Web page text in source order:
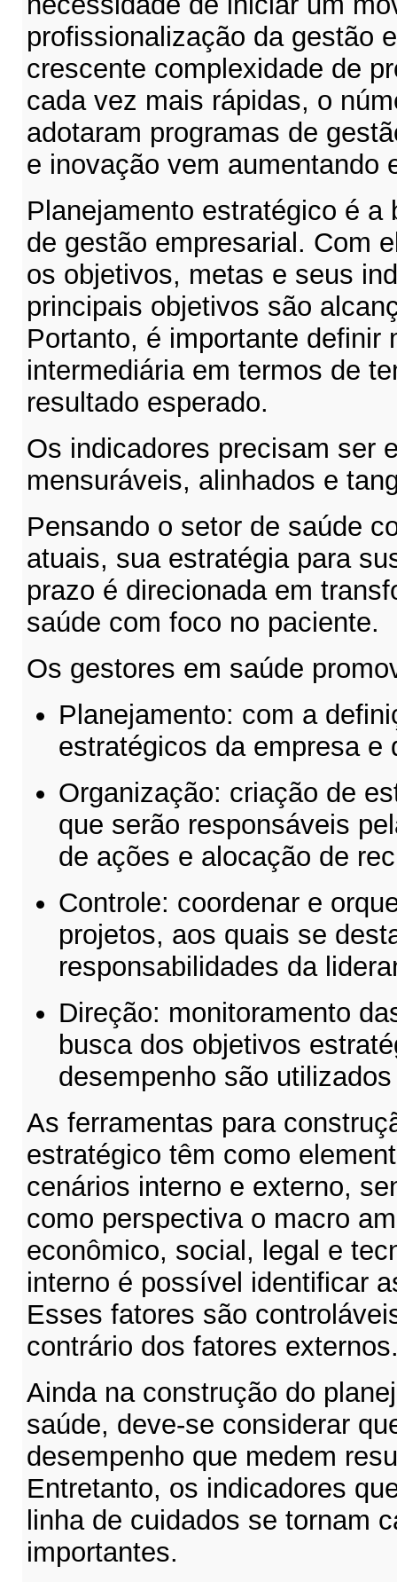
profissionalização da gestão
crescente complexidade de
cada vez mais rápidas, o
adotaram programas de
e inovação vem aumentando
Planejamento estratégico é a
de gestão empresarial. Com
os objetivos, metas e seus
principais objetivos são
Portanto, é importante definir
intermediária em termos de
resultado esperado.
Os indicadores precisam ser
mensuráveis, alinhados e
Pensando o setor de saúde
atuais, sua estratégia para
prazo é direcionada em
saúde com foco no paciente.
Os gestores em saúde
Planejamento: com a
estratégicos da empresa e
Organização: criação de
que serão responsáveis
de ações e alocação de
Controle: coordenar e
projetos, aos quais se
responsabilidades da
Direção: monitoramento
busca dos objetivos
desempenho são
As ferramentas para
estratégico têm como
cenários interno e externo,
como perspectiva o macro
econômico, social, legal e
interno é possível identificar
Esses fatores são
contrário dos fatores
Ainda na construção do
saúde, deve-se considerar
desempenho que medem
Entretanto, os indicadores
linha de cuidados se tornam
importantes.